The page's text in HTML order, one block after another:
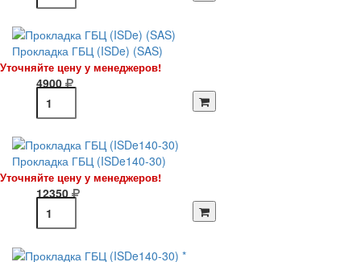
Прокладка ГБЦ (ISDe) (SAS)
Уточняйте цену у менеджеров!
4900
Прокладка ГБЦ (ISDe140-30)
Уточняйте цену у менеджеров!
12350